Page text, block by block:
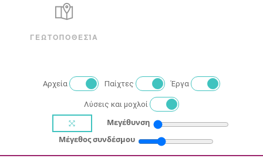
ΓΕΩΤΟΠΟΘΕΣΊΑ
Αρχεία Παίχτες Έργα
Λύσεις και μοχλοί
Μεγέθυνση
Μέγεθος συνδέσμου